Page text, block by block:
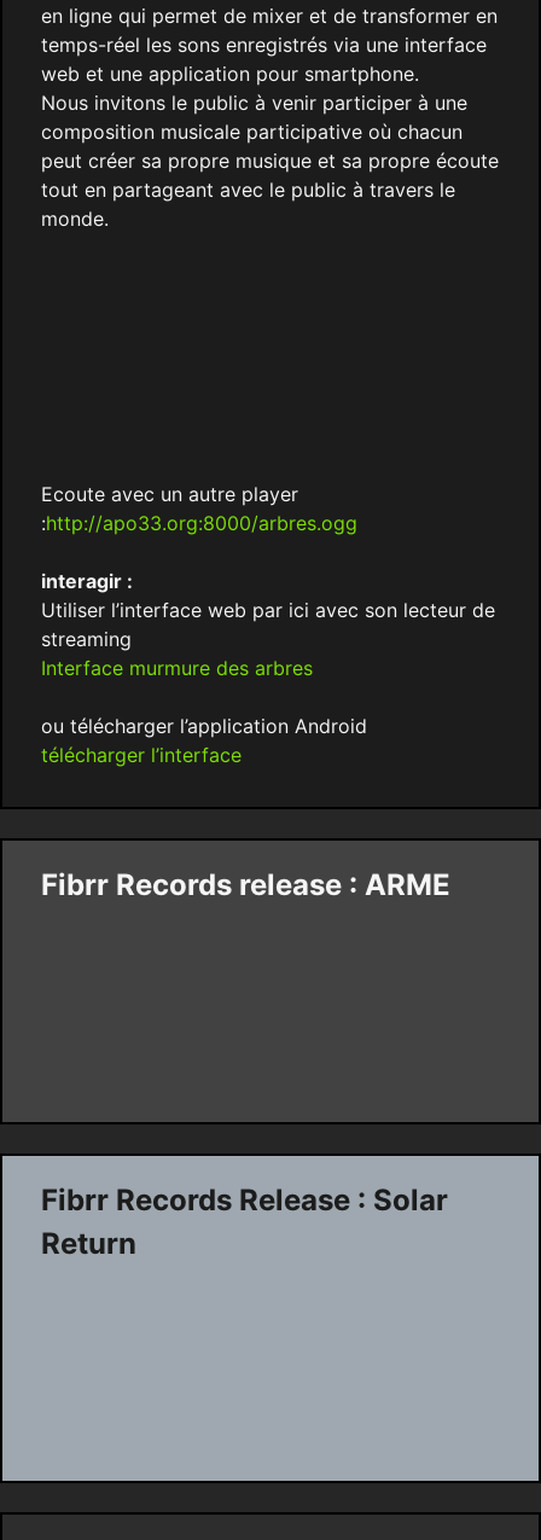
en ligne qui permet de mixer et de transformer en
temps-réel les sons enregistrés via une interface
web et une application pour smartphone.
Nous invitons le public à venir participer à une
composition musicale participative où chacun
peut créer sa propre musique et sa propre écoute
tout en partageant avec le public à travers le
monde.
Ecoute avec un autre player
:http://apo33.org:8000/arbres.ogg
interagir :
Utiliser l’interface web par ici avec son lecteur de
streaming
Interface murmure des arbres
ou télécharger l’application Android
télécharger l’interface
Fibrr Records release : ARME
Fibrr Records Release : Solar
Return